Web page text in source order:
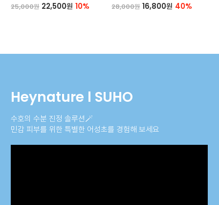
25,000원 22,500원 10% 28,000원 16,800원 40%
Heynature l SUHO
수호의 수분 진정 솔루션🪄
민감 피부를 위한 특별한 어성초를 경험해 보세요